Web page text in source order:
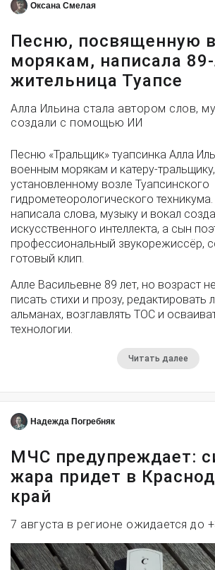
Оксана Смелая
Песню, посвященную
морякам, написала
жительница Туапсе
Алла Ильина стала автором слов,
создали с помощью ИИ
Песню «Тральщик» туапсинка Алла
военным морякам и катеру-тральщику,
установленному возле Туапсинского
гидрометеорологического
написала слова, музыку и вокал
искусственного интеллекта, а сын
профессиональный звукорежиссёр,
готовый клип.
Алле Васильевне 89 лет, но возраст
писать стихи и прозу, редактировать
альманах, возглавлять ТОС и
технологии.
Читать далее
Надежда Погребняк
МЧС предупреждает:
жара придет в
край
7 августа в регионе ожидается до